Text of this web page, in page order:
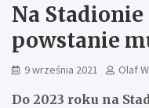
Na
powstanie
9 września 2021 Olaf
Do 2023 roku na